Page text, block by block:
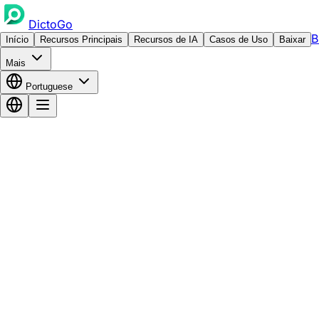
DictoGo
Início Recursos Principais Recursos de IA Casos de Uso Baixar
Mais
Portuguese